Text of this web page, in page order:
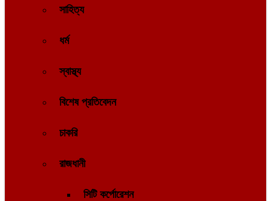
সাহিত্য
ধর্ম
স্বাস্থ্য
বিশেষ প্রতিবেদন
চাকরি
রাজধানী
সিটি কর্পোরেশন